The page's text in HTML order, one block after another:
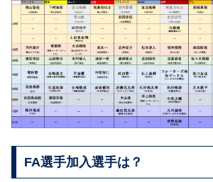
FA選手加入選手は？